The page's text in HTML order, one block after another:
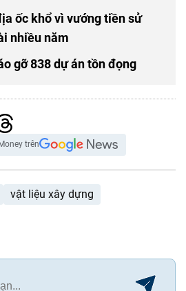
ốc khổ vì vướng tiền sử
nhiều năm
gỡ 838 dự án tồn đọng
trên
vật liệu xây dựng